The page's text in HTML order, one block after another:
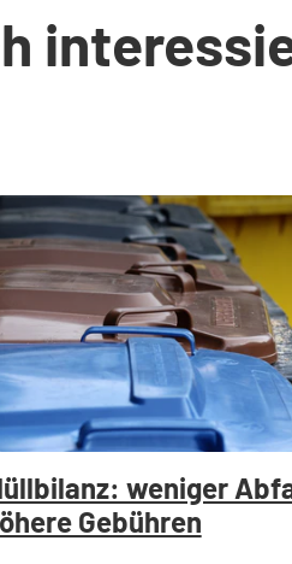
weniger
Gebühren